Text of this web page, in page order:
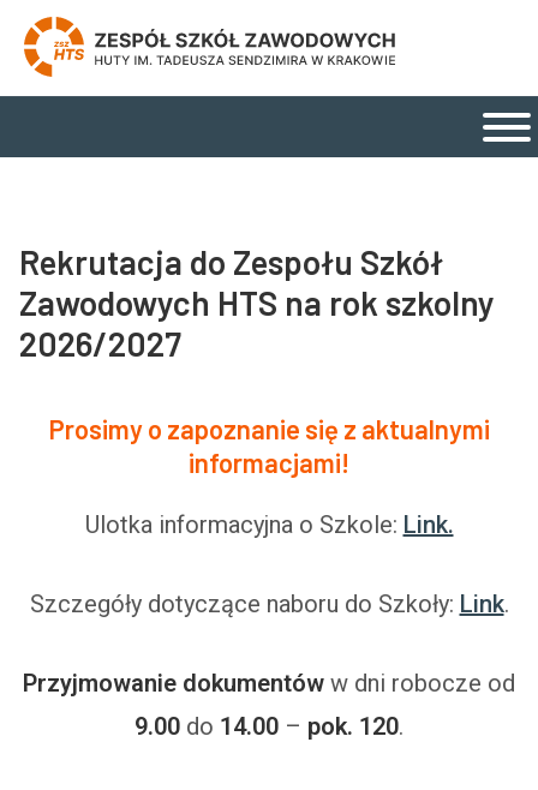
Zespół Szkół Zawodowych Huty im. Tadeusza
Rekrutacja do Zespołu Szkół
Zawodowych HTS na rok szkolny
2026/2027
Prosimy o zapoznanie się z aktualnymi
informacjami!
Ulotka informacyjna o Szkole: Link.
Szczegóły dotyczące naboru do Szkoły: Link.
Przyjmowanie dokumentów w dni robocze od
9.00 do 14.00 – pok. 120.